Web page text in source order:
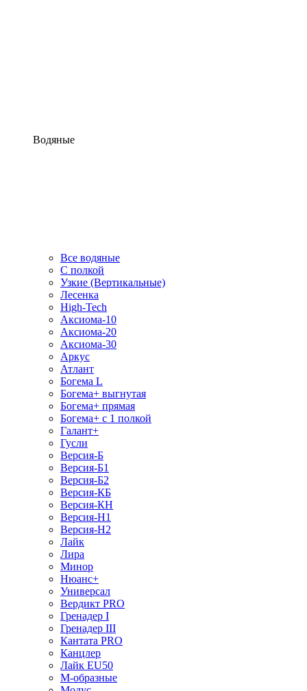
Водяные
Все водяные
С полкой
Узкие (Вертикальные)
Лесенка
High-Tech
Аксиома-10
Аксиома-20
Аксиома-30
Аркус
Атлант
Богема L
Богема+ выгнутая
Богема+ прямая
Богема+ с 1 полкой
Галант+
Гусли
Версия-Б
Версия-Б1
Версия-Б2
Версия-КБ
Версия-КН
Версия-Н1
Версия-Н2
Лайк
Лира
Минор
Нюанс+
Универсал
Вердикт PRO
Гренадер I
Гренадер III
Кантата PRO
Канцлер
Лайк EU50
М-образные